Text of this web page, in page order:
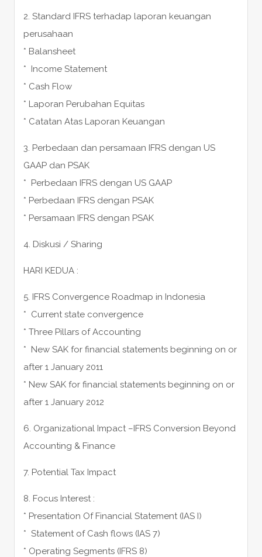
2. Standard IFRS terhadap laporan keuangan
perusahaan
* Balansheet
* Income Statement
* Cash Flow
* Laporan Perubahan Equitas
* Catatan Atas Laporan Keuangan
3. Perbedaan dan persamaan IFRS dengan US
GAAP dan PSAK
* Perbedaan IFRS dengan US GAAP
* Perbedaan IFRS dengan PSAK
* Persamaan IFRS dengan PSAK
4. Diskusi / Sharing
HARI KEDUA :
5. IFRS Convergence Roadmap in Indonesia
* Current state convergence
* Three Pillars of Accounting
* New SAK for financial statements beginning on or
after 1 January 2011
* New SAK for financial statements beginning on or
after 1 January 2012
6. Organizational Impact –IFRS Conversion Beyond
Accounting & Finance
7. Potential Tax Impact
8. Focus Interest :
* Presentation Of Financial Statement (IAS I)
* Statement of Cash flows (IAS 7)
* Operating Segments (IFRS 8)